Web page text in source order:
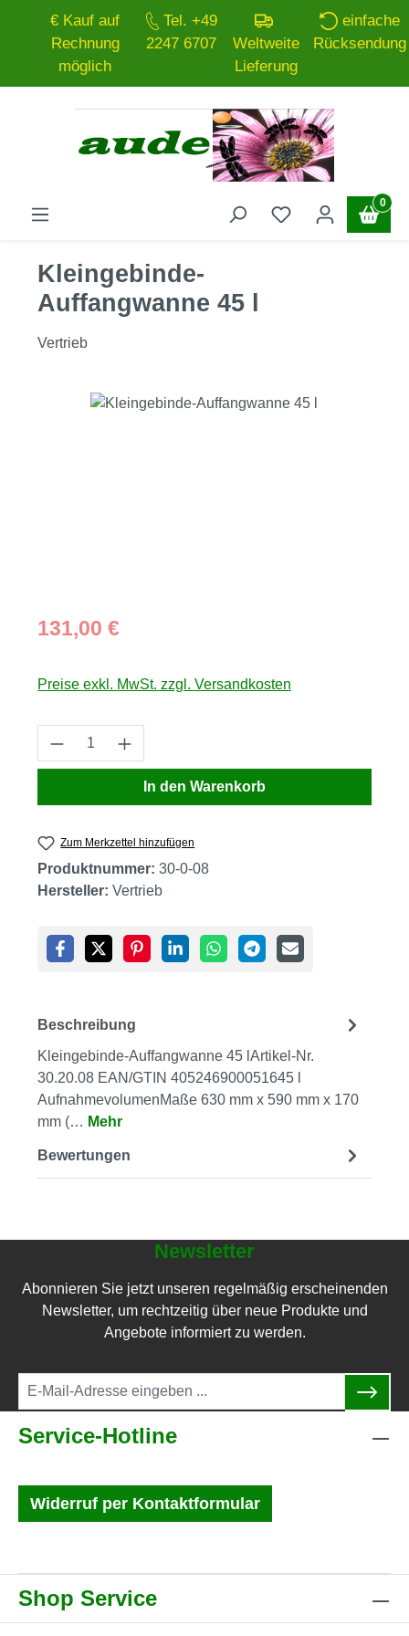
Zum Hauptinhalt springen
€ Kauf auf
Rechnung
möglich
Tel. +49
2247 6707
Weltweite
Lieferung
einfache
Rücksendung
0
Kleingebinde-
Auffangwanne 45 l
Vertrieb
Bildergalerie überspringen
Regulärer Preis:
131,00 €
Preise exkl. MwSt. zzgl. Versandkosten
Produkt Anzahl: Gib den gewünschten
In den Warenkorb
Zum Merkzettel hinzufügen
Produktnummer: 30-0-08
Hersteller: Vertrieb
Beschreibung
Kleingebinde-Auffangwanne 45 lArtikel-Nr.
30.20.08 EAN/GTIN 405246900051645 l
AufnahmevolumenMaße 630 mm x 590 mm x 170
mm (… Mehr
Bewertungen
Newsletter
Abonnieren Sie jetzt unseren regelmäßig erscheinenden
Newsletter, um rechtzeitig über neue Produkte und
Angebote informiert zu werden.
Service-Hotline
Widerruf per Kontaktformular
Shop Service